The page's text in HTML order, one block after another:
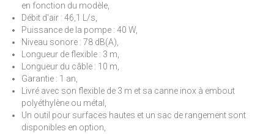
en fonction du modèle,
Débit d'air : 46,1 L/s,
Puissance de la pompe : 40 W,
Niveau sonore : 78 dB(A),
Longueur de flexible : 3 m,
Longueur du câble : 10 m,
Garantie : 1 an,
Livré avec son flexible de 3 m et sa canne inox à embout
polyéthylène ou métal,
Un outil pour surfaces hautes et un sac de rangement sont
disponibles en option,